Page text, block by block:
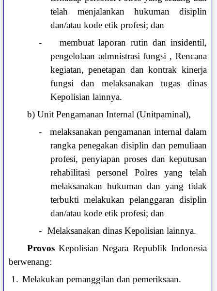
telah menjalankan hukuman disiplin
dan/atau kode etik profesi; dan
-
membuat laporan rutin dan insidentil,
pengelolaan admnistrasi fungsi , Rencana
kegiatan, penetapan dan kontrak kinerja
fungsi dan melaksanakan tugas dinas
Kepolisian lainnya.
b) Unit Pengamanan Internal (Unitpaminal),
-
melaksanakan pengamanan internal dalam
rangka penegakan disiplin dan pemuliaan
profesi, penyiapan proses dan keputusan
rehabilitasi personel Polres yang telah
melaksanakan hukuman dan yang tidak
terbukti melakukan pelanggaran disiplin
dan/atau kode etik profesi; dan
- Melaksanakan dinas Kepolisian lainnya.
ProvosKepolisian Negara Republik Indonesia
berwenang:
1. Melakukan pemanggilan dan pemeriksaan.